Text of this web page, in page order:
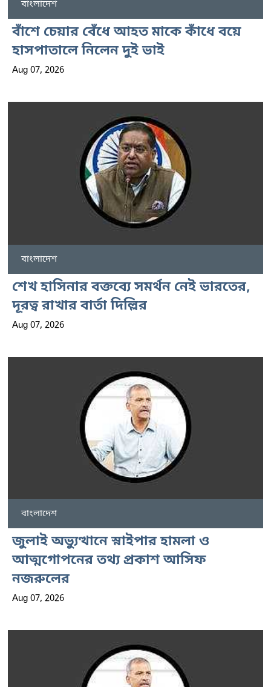
বাংলাদেশ
বাঁশে চেয়ার বেঁধে আহত মাকে কাঁধে বয়ে
হাসপাতালে নিলেন দুই ভাই
Aug 07, 2026
বাংলাদেশ
শেখ হাসিনার বক্তব্যে সমর্থন নেই ভারতের,
দূরত্ব রাখার বার্তা দিল্লির
Aug 07, 2026
বাংলাদেশ
জুলাই অভ্যুত্থানে স্নাইপার হামলা ও
আত্মগোপনের তথ্য প্রকাশ আসিফ
নজরুলের
Aug 07, 2026